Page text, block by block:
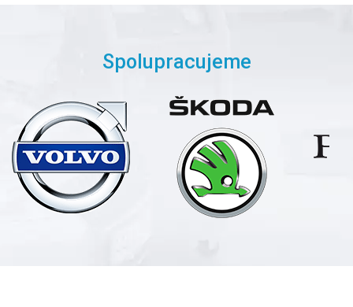
Spolupracujeme